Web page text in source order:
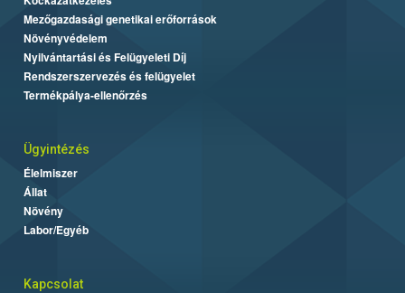
Mezőgazdasági genetikai erőforrások
Növényvédelem
Nyilvántartási és Felügyeleti Díj
Rendszerszervezés és felügyelet
Termékpálya-ellenőrzés
Ügyintézés
Élelmiszer
Állat
Növény
Labor/Egyéb
Kapcsolat